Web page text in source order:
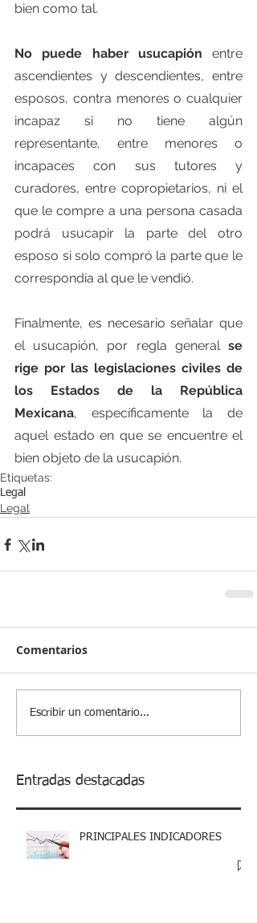
bien como tal.
No puede haber usucapión entre
ascendientes y descendientes, entre
esposos, contra menores o cualquier
incapaz si no tiene algún
representante, entre menores o
incapaces con sus tutores y
curadores, entre copropietarios, ni el
que le compre a una persona casada
podrá usucapir la parte del otro
esposo si solo compró la parte que le
correspondía al que le vendió.
Finalmente, es necesario señalar que
el usucapión, por regla general se
rige por las legislaciones civiles de
los Estados de la República
Mexicana, específicamente la de
aquel estado en que se encuentre el
bien objeto de la usucapión.
Etiquetas:
Legal
Legal
Comentarios
Escribir un comentario...
Entradas destacadas
PRINCIPALES INDICADORES